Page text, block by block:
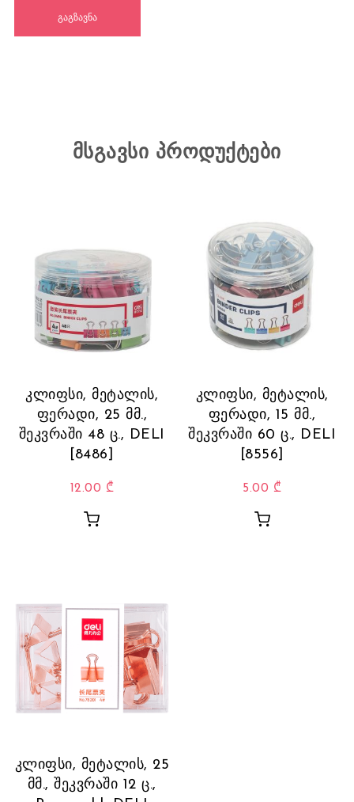
მსგავსი პროდუქტები
კლიფსი, მეტალის,
ფერადი, 25 მმ.,
შეკვრაში 48 ც., DELI
[8486]
12.00 ₾
კლიფსი, მეტალის,
ფერადი, 15 მმ.,
შეკვრაში 60 ც., DELI
[8556]
5.00 ₾
კლიფსი, მეტალის, 25
მმ., შეკვრაში 12 ც.,